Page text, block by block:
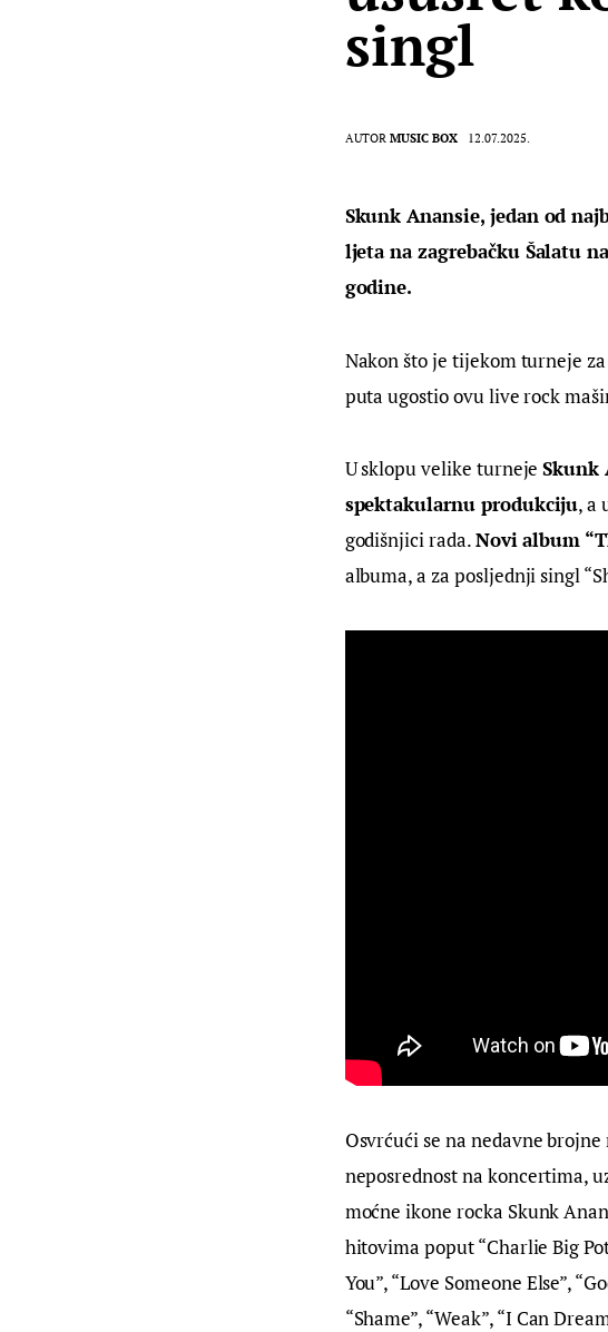
singl
AUTOR MUSIC BOX 12.07.2025.
Skunk Anansie, jedan od
ljeta na zagrebačku Šalatu
godine.
Nakon što je tijekom turneje
puta ugostio ovu live rock
U sklopu velike turneje Skunk
spektakularnu produkciju, a
godišnjici rada. Novi album
albuma, a za posljednji singl
Osvrćući se na nedavne
neposrednost na koncertima,
moćne ikone rocka Skunk
hitovima poput “Charlie Big
You”, “Love Someone Else”,
“Shame”, “Weak”, “I Can